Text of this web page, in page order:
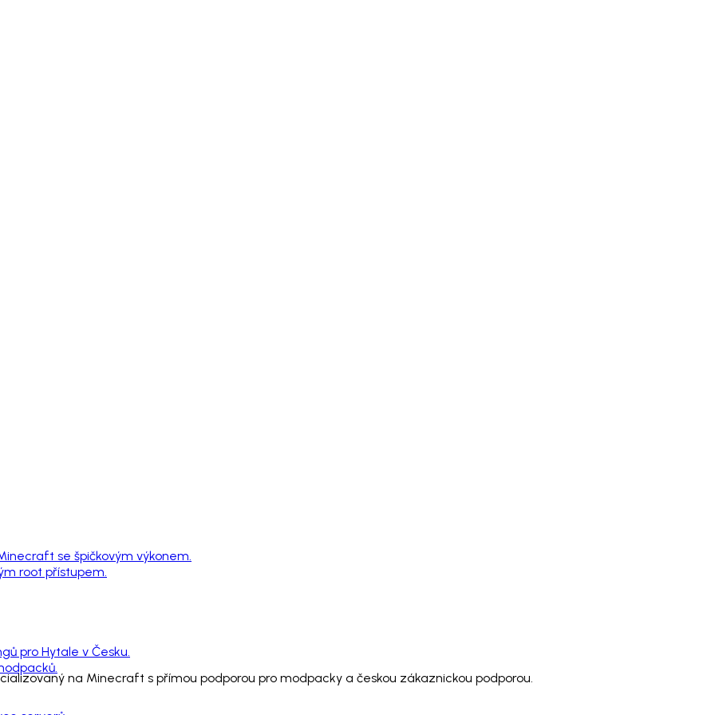
se špičkovým výkonem.
root přístupem.
pro Hytale v Česku.
na Minecraft s přímou podporou pro modpacky a českou zákaznickou podporou.